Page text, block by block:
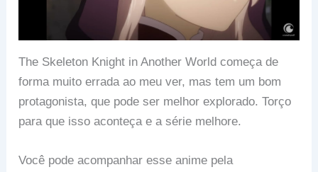
The Skeleton Knight in Another World começa de
forma muito errada ao meu ver, mas tem um bom
protagonista, que pode ser melhor explorado. Torço
para que isso aconteça e a série melhore.
Você pode acompanhar esse anime pela